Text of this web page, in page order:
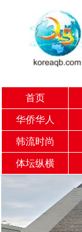
首页
华侨华人
韩流时尚
体坛纵横